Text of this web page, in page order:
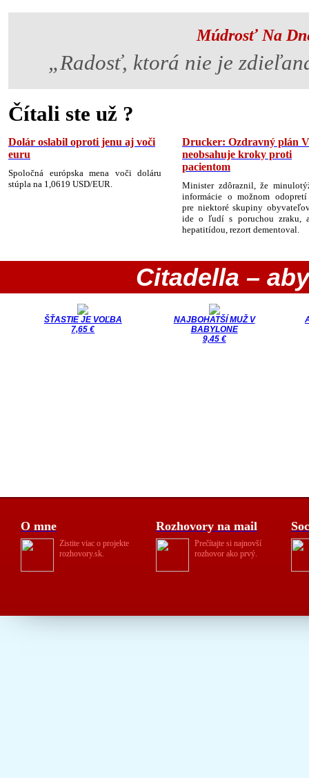
Múdrosť Na
„Radosť, ktorá nie je
Čítali ste už ?
Dolár oslabil oproti jenu aj voči
euru
Spoločná európska mena voči doláru
stúpla na 1,0619 USD/EUR.
Drucker: Ozdravný plán
neobsahuje kroky proti
pacientom
Minister zdôraznil, že
informácie o možnom
pre niektoré skupiny
ide o ľudí s poruchou zraku,
hepatitídou, rezort dementoval.
Citadella –
ŠŤASTIE JE VOĽBA
7,65 €
NAJBOHATŠÍ MUŽ V
BABYLONE
9,45 €
O mne
Zistite viac o projekte
rozhovory.sk.
Rozhovory na mail
Prečítajte si najnovší
rozhovor ako prvý.